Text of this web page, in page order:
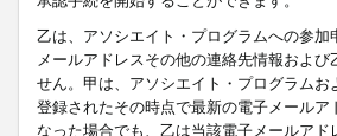
乙は、アソシエイト・プログラムへの参
メールアドレスその他の連絡先情報およ
せん。甲は、アソシエイト・プログラム
登録されたその時点で最新の電子メール
なった場合でも、乙は当該電子メールア